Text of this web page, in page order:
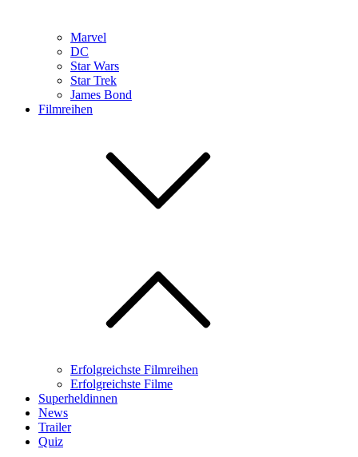
Marvel
DC
Star Wars
Star Trek
James Bond
Filmreihen
Erfolgreichste Filmreihen
Erfolgreichste Filme
Superheldinnen
News
Trailer
Quiz